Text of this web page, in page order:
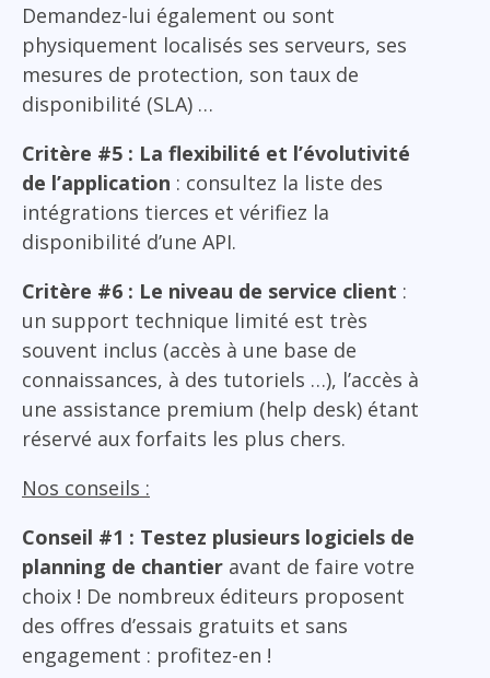
Demandez-lui également ou sont
physiquement localisés ses serveurs, ses
mesures de protection, son taux de
disponibilité (SLA) …
Critère #5 : La flexibilité et l’évolutivité
de l’application : consultez la liste des
intégrations tierces et vérifiez la
disponibilité d’une API.
Critère #6 : Le niveau de service client :
un support technique limité est très
souvent inclus (accès à une base de
connaissances, à des tutoriels …), l’accès à
une assistance premium (help desk) étant
réservé aux forfaits les plus chers.
Nos conseils :
Conseil #1 : Testez plusieurs logiciels de
planning de chantier avant de faire votre
choix ! De nombreux éditeurs proposent
des offres d’essais gratuits et sans
engagement : profitez-en !